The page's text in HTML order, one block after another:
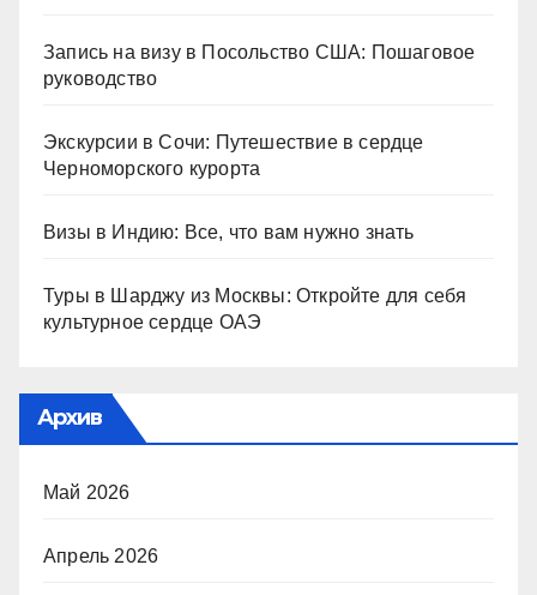
Запись на визу в Посольство США: Пошаговое
руководство
Экскурсии в Сочи: Путешествие в сердце
Черноморского курорта
Визы в Индию: Все, что вам нужно знать
Туры в Шарджу из Москвы: Откройте для себя
культурное сердце ОАЭ
Архив
Май 2026
Апрель 2026